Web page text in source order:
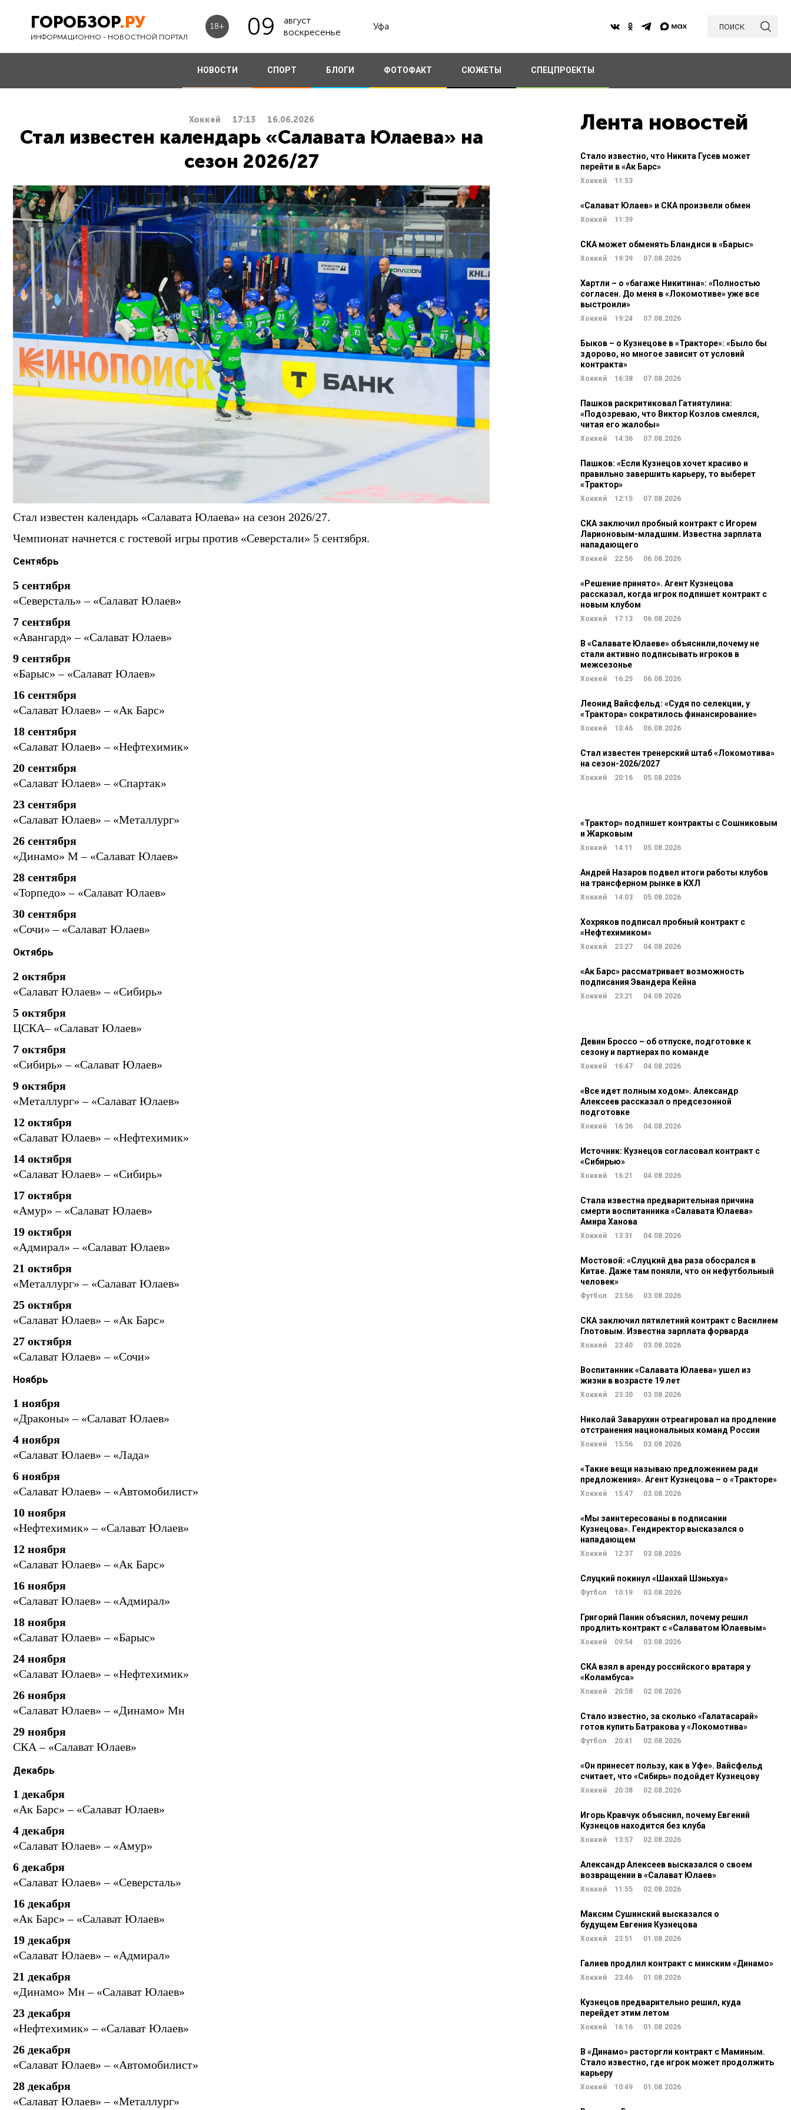
ГОРОБЗОР.РУ
ИНФОРМАЦИОННО - НОВОСТНОЙ ПОРТАЛ
18+ 09
август
воскресенье
Уфа поиск
НОВОСТИ СПОРТ БЛОГИ ФОТОФАКТ СЮЖЕТЫ СПЕЦПРОЕКТЫ
Хоккей 17:13 16.06.2026
Стал известен календарь «Салавата Юлаева» на
сезон 2026/27
Стал известен календарь «Салавата Юлаева» на сезон 2026/27.
Чемпионат начнется с гостевой игры против «Северстали» 5 сентября.
Сентябрь
5 сентября
«Северсталь» – «Салават Юлаев»
7 сентября
«Авангард» – «Салават Юлаев»
9 сентября
«Барыс» – «Салават Юлаев»
16 сентября
«Салават Юлаев» – «Ак Барс»
18 сентября
«Салават Юлаев» – «Нефтехимик»
20 сентября
«Салават Юлаев» – «Спартак»
23 сентября
«Салават Юлаев» – «Металлург»
26 сентября
«Динамо» М – «Салават Юлаев»
28 сентября
«Торпедо» – «Салават Юлаев»
30 сентября
«Сочи» – «Салават Юлаев»
Октябрь
2 октября
«Салават Юлаев» – «Сибирь»
5 октября
ЦСКА– «Салават Юлаев»
7 октября
«Сибирь» – «Салават Юлаев»
9 октября
«Металлург» – «Салават Юлаев»
12 октября
«Салават Юлаев» – «Нефтехимик»
14 октября
«Салават Юлаев» – «Сибирь»
17 октября
«Амур» – «Салават Юлаев»
19 октября
«Адмирал» – «Салават Юлаев»
21 октября
«Металлург» – «Салават Юлаев»
25 октября
«Салават Юлаев» – «Ак Барс»
27 октября
«Салават Юлаев» – «Сочи»
Ноябрь
1 ноября
«Драконы» – «Салават Юлаев»
4 ноября
«Салават Юлаев» – «Лада»
6 ноября
«Салават Юлаев» – «Автомобилист»
10 ноября
«Нефтехимик» – «Салават Юлаев»
12 ноября
«Салават Юлаев» – «Ак Барс»
16 ноября
«Салават Юлаев» – «Адмирал»
18 ноября
«Салават Юлаев» – «Барыс»
24 ноября
«Салават Юлаев» – «Нефтехимик»
26 ноября
«Салават Юлаев» – «Динамо» Мн
29 ноября
СКА – «Салават Юлаев»
Декабрь
1 декабря
«Ак Барс» – «Салават Юлаев»
4 декабря
«Салават Юлаев» – «Амур»
6 декабря
«Салават Юлаев» – «Северсталь»
16 декабря
«Ак Барс» – «Салават Юлаев»
19 декабря
«Салават Юлаев» – «Адмирал»
21 декабря
«Динамо» Мн – «Салават Юлаев»
23 декабря
«Нефтехимик» – «Салават Юлаев»
26 декабря
«Салават Юлаев» – «Автомобилист»
28 декабря
«Салават Юлаев» – «Металлург»
Лента новостей
Стало известно, что Никита Гусев может
перейти в «Ак Барс»
Хоккей 11:53
«Салават Юлаев» и СКА произвели обмен
Хоккей 11:39
СКА может обменять Бландиси в «Барыс»
Хоккей 19:39 07.08.2026
Хартли – о «багаже Никитина»: «Полностью
согласен. До меня в «Локомотиве» уже все
выстроили»
Хоккей 19:24 07.08.2026
Быков – о Кузнецове в «Тракторе»: «Было бы
здорово, но многое зависит от условий
контракта»
Хоккей 16:38 07.08.2026
Пашков раскритиковал Гатиятулина:
«Подозреваю, что Виктор Козлов смеялся,
читая его жалобы»
Хоккей 14:36 07.08.2026
Пашков: «Если Кузнецов хочет красиво и
правильно завершить карьеру, то выберет
«Трактор»
Хоккей 12:15 07.08.2026
СКА заключил пробный контракт с Игорем
Ларионовым-младшим. Известна зарплата
нападающего
Хоккей 22:56 06.08.2026
«Решение принято». Агент Кузнецова
рассказал, когда игрок подпишет контракт с
новым клубом
Хоккей 17:13 06.08.2026
В «Салавате Юлаеве» объяснили,почему не
стали активно подписывать игроков в
межсезонье
Хоккей 16:25 06.08.2026
Леонид Вайсфельд: «Судя по селекции, у
«Трактора» сократилось финансирование»
Хоккей 10:46 06.08.2026
Стал известен тренерский штаб «Локомотива»
на сезон-2026/2027
Хоккей 20:16 05.08.2026
«Трактор» подпишет контракты с Сошниковым
и Жарковым
Хоккей 14:11 05.08.2026
Андрей Назаров подвел итоги работы клубов
на трансферном рынке в КХЛ
Хоккей 14:03 05.08.2026
Хохряков подписал пробный контракт с
«Нефтехимиком»
Хоккей 23:27 04.08.2026
«Ак Барс» рассматривает возможность
подписания Эвандера Кейна
Хоккей 23:21 04.08.2026
Девин Броссо – об отпуске, подготовке к
сезону и партнерах по команде
Хоккей 16:47 04.08.2026
«Все идет полным ходом». Александр
Алексеев рассказал о предсезонной
подготовке
Хоккей 16:36 04.08.2026
Источник: Кузнецов согласовал контракт с
«Сибирью»
Хоккей 16:21 04.08.2026
Стала известна предварительная причина
смерти воспитанника «Салавата Юлаева»
Амира Ханова
Хоккей 13:31 04.08.2026
Мостовой: «Слуцкий два раза обосрался в
Китае. Даже там поняли, что он нефутбольный
человек»
Футбол 23:56 03.08.2026
СКА заключил пятилетний контракт с Василием
Глотовым. Известна зарплата форварда
Хоккей 23:40 03.08.2026
Воспитанник «Салавата Юлаева» ушел из
жизни в возрасте 19 лет
Хоккей 23:30 03.08.2026
Николай Заварухин отреагировал на продление
отстранения национальных команд России
Хоккей 15:56 03.08.2026
«Такие вещи называю предложением ради
предложения». Агент Кузнецова – о «Тракторе»
Хоккей 15:47 03.08.2026
«Мы заинтересованы в подписании
Кузнецова». Гендиректор высказался о
нападающем
Хоккей 12:37 03.08.2026
Слуцкий покинул «Шанхай Шэньхуа»
Футбол 10:19 03.08.2026
Григорий Панин объяснил, почему решил
продлить контракт с «Салаватом Юлаевым»
Хоккей 09:54 03.08.2026
СКА взял в аренду российского вратаря у
«Коламбуса»
Хоккей 20:58 02.08.2026
Стало известно, за сколько «Галатасарай»
готов купить Батракова у «Локомотива»
Футбол 20:41 02.08.2026
«Он принесет пользу, как в Уфе». Вайсфельд
считает, что «Сибирь» подойдет Кузнецову
Хоккей 20:38 02.08.2026
Игорь Кравчук объяснил, почему Евгений
Кузнецов находится без клуба
Хоккей 13:57 02.08.2026
Александр Алексеев высказался о своем
возвращении в «Салават Юлаев»
Хоккей 11:55 02.08.2026
Максим Сушинский высказался о
будущем Евгения Кузнецова
Хоккей 23:51 01.08.2026
Галиев продлил контракт с минским «Динамо»
Хоккей 23:46 01.08.2026
Кузнецов предварительно решил, куда
перейдет этим летом
Хоккей 16:16 01.08.2026
В «Динамо» расторгли контракт с Маминым.
Стало известно, где игрок может продолжить
карьеру
Хоккей 10:49 01.08.2026